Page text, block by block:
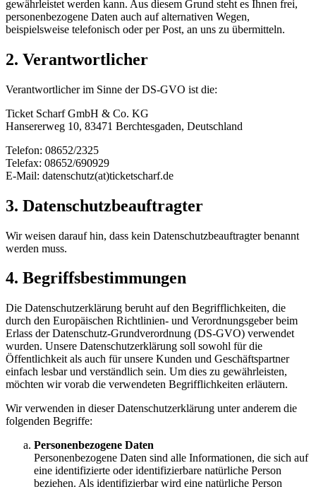
gewährleistet werden kann. Aus diesem Grund steht es Ihnen frei,
personenbezogene Daten auch auf alternativen Wegen,
beispielsweise telefonisch oder per Post, an uns zu übermitteln.
2. Verantwortlicher
Verantwortlicher im Sinne der DS-GVO ist die:
Ticket Scharf GmbH & Co. KG
Hansererweg 10, 83471 Berchtesgaden, Deutschland
Telefon: 08652/2325
Telefax: 08652/690929
E-Mail: datenschutz(at)ticketscharf.de
3. Datenschutzbeauftragter
Wir weisen darauf hin, dass kein Datenschutzbeauftragter benannt
werden muss.
4. Begriffsbestimmungen
Die Datenschutzerklärung beruht auf den Begrifflichkeiten, die
durch den Europäischen Richtlinien- und Verordnungsgeber beim
Erlass der Datenschutz-Grundverordnung (DS-GVO) verwendet
wurden. Unsere Datenschutzerklärung soll sowohl für die
Öffentlichkeit als auch für unsere Kunden und Geschäftspartner
einfach lesbar und verständlich sein. Um dies zu gewährleisten,
möchten wir vorab die verwendeten Begrifflichkeiten erläutern.
Wir verwenden in dieser Datenschutzerklärung unter anderem die
folgenden Begriffe:
Personenbezogene Daten
Personenbezogene Daten sind alle Informationen, die sich auf
eine identifizierte oder identifizierbare natürliche Person
beziehen. Als identifizierbar wird eine natürliche Person